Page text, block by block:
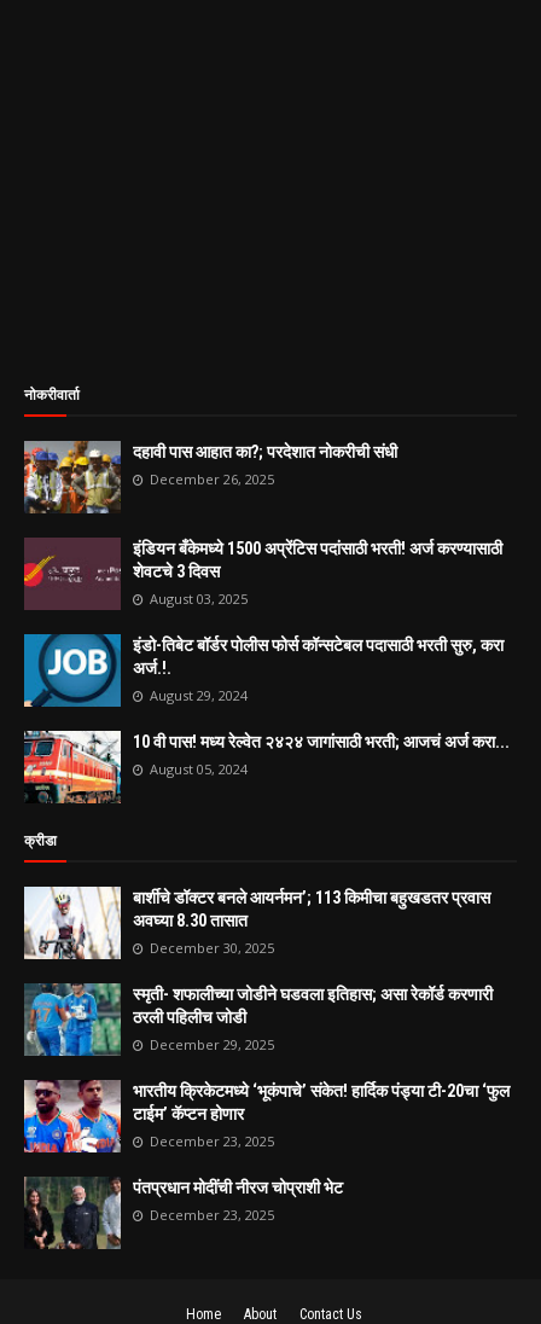
नोकरीवार्ता
दहावी पास आहात का?; परदेशात नोकरीची संधी
December 26, 2025
इंडियन बँकेमध्ये 1500 अप्रेंटिस पदांसाठी भरती! अर्ज करण्यासाठी
शेवटचे 3 दिवस
August 03, 2025
इंडो-तिबेट बॉर्डर पोलीस फोर्स कॉन्सटेबल पदासाठी भरती सुरु, करा
अर्ज.!.
August 29, 2024
10 वी पास! मध्य रेल्वेत २४२४ जागांसाठी भरती; आजचं अर्ज करा...
August 05, 2024
क्रीडा
बार्शीचे डॉक्टर बनले आयर्नमन’; 113 किमीचा बहुखडतर प्रवास
अवघ्या 8.30 तासात
December 30, 2025
स्मृती- शफालीच्या जोडीने घडवला इतिहास; असा रेकॉर्ड करणारी
ठरली पहिलीच जोडी
December 29, 2025
भारतीय क्रिकेटमध्ये ‘भूकंपाचे’ संकेत! हार्दिक पंड्या टी-20चा ‘फुल
टाईम’ कॅप्टन होणार
December 23, 2025
पंतप्रधान मोदींची नीरज चोप्राशी भेट
December 23, 2025
Home About Contact Us